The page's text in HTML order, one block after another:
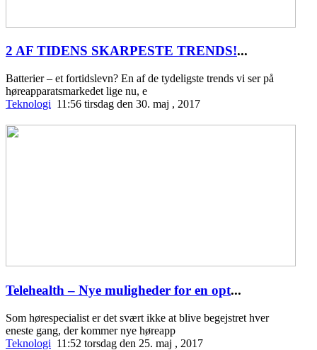
2 AF TIDENS SKARPESTE TRENDS!...
Batterier – et fortidslevn? En af de tydeligste trends vi ser på
høreapparatsmarkedet lige nu, e
Teknologi 11:56 tirsdag den 30. maj , 2017
Telehealth – Nye muligheder for en opt...
Som hørespecialist er det svært ikke at blive begejstret hver
eneste gang, der kommer nye høreapp
Teknologi 11:52 torsdag den 25. maj , 2017